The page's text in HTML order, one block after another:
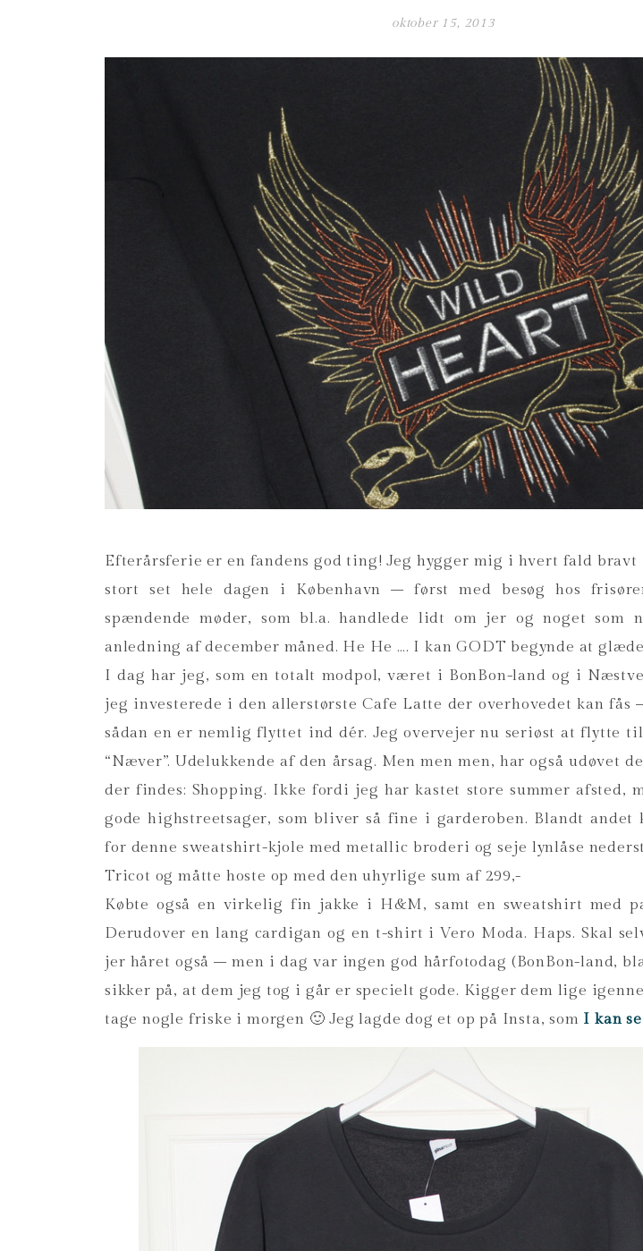
oktober 15, 2013
Efterårsferie er en fandens god ting! Jeg hygger mig i hvert fald bravt
stort set hele dagen i København – først med besøg hos
spændende møder, som bl.a. handlede lidt om jer og noget som
anledning af december måned. He He …. I kan GODT begynde at
I dag har jeg, som en totalt modpol, været i BonBon-land og i
jeg investerede i den allerstørste Cafe Latte der overhovedet kan fås
sådan en er nemlig flyttet ind dér. Jeg overvejer nu seriøst at flytte
“Næver”. Udelukkende af den årsag. Men men men, har også udøvet
der findes: Shopping. Ikke fordi jeg har kastet store summer afsted,
gode highstreetsager, som bliver så fine i garderoben. Blandt andet
for denne sweatshirt-kjole med metallic broderi og seje lynlåse
Tricot og måtte hoste op med den uhyrlige sum af 299,-
Købte også en virkelig fin jakke i H&M, samt en sweatshirt med
Derudover en lang cardigan og en t-shirt i Vero Moda. Haps. Skal
jer håret også – men i dag var ingen god hårfotodag (BonBon-land,
sikker på, at dem jeg tog i går er specielt gode. Kigger dem lige
tage nogle friske i morgen 🙂 Jeg lagde dog et op på Insta, som I kan